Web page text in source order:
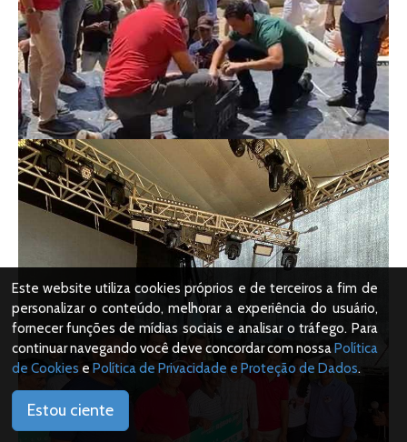
Este website utiliza cookies próprios e de terceiros a fim de
personalizar o conteúdo, melhorar a experiência do usuário,
fornecer funções de mídias sociais e analisar o tráfego. Para
continuar navegando você deve concordar com nossaPolítica
de Cookies e Política de Privacidade e Proteção de Dados.
Estou ciente